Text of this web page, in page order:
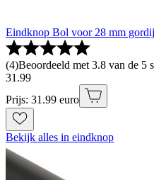
Eindknop Bol voor 28 mm
(4)Beoordeeld met 3.8 van de 5
31 .99
Prijs: 31.99 euro
Bekijk alles in eindknop